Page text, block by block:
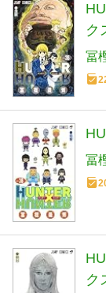
ク
冨
冨
ク